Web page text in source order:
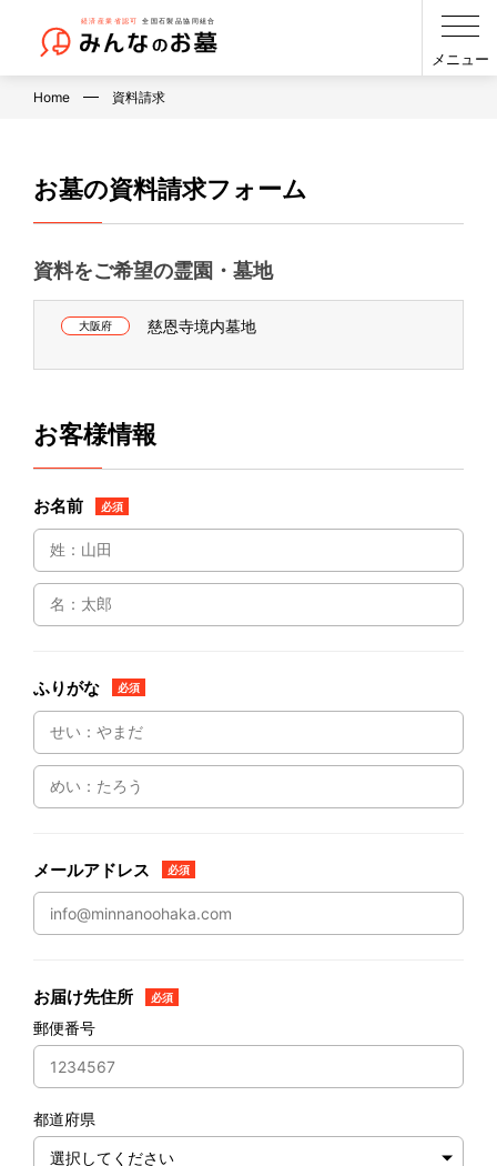
メニュー
Home 資料請求
お墓の資料請求フォーム
資料をご希望の霊園・墓地
大阪府 慈恩寺境内墓地
お客様情報
お名前 必須
ふりがな 必須
メールアドレス 必須
お届け先住所 必須
郵便番号
都道府県